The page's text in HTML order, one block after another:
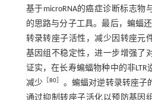
基于microRNA的癌症诊断标志物
的思路与分子工具。最后，蝙蝠
转录转座子活性，减少因转座元
基因组不稳定性，进一步增强了
证实，在长寿蝙蝠物种中的非
减少［80
。蝙蝠对逆转录转座子
通过抑制转座子活化以预防基因